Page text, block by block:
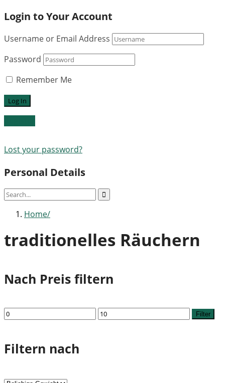
Login to Your Account
Username or Email Address
Password
Remember Me
Lost your password?
Personal Details
Home
traditionelles Räuchern
Nach Preis filtern
Min.
Preis
Max.
Preis
Filter
Filtern nach